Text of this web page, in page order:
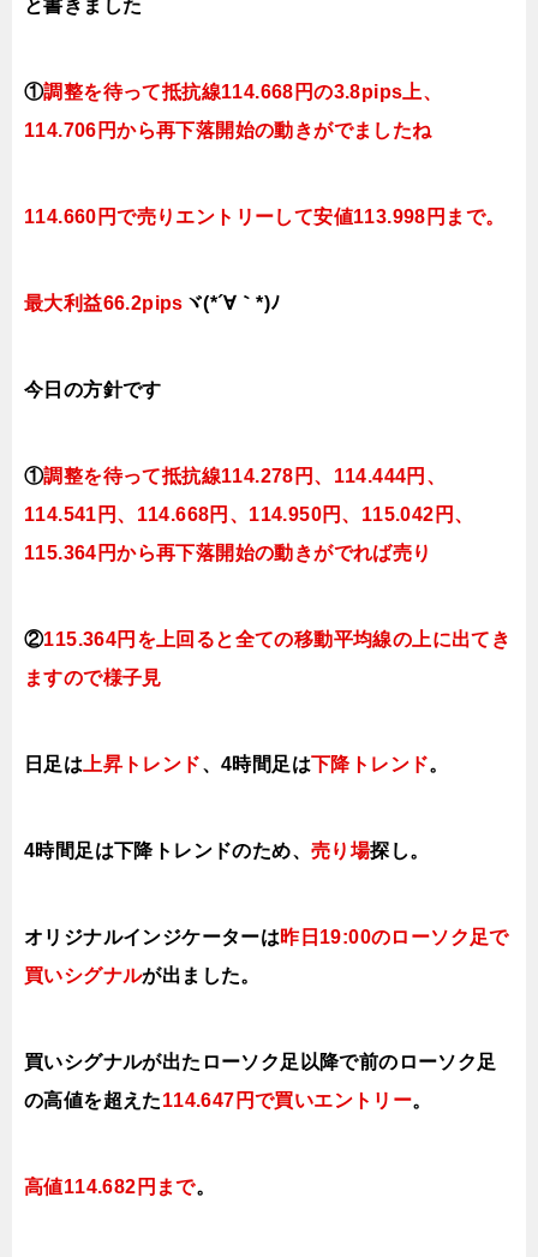
と書きました
①調整を待って抵抗線114.668円の3.8pips上、
114.706円から再下落開始の動きがでましたね
114.660円で売りエントリーして安値113.998円まで。
最大利益66.2pips ヾ(*´∀｀*)ﾉ
今日 の方針です
①調整を待って抵抗線114.278円、114.444円、
114.541円、114.668円、114.950円、115.042円、
115.364円から再下落開始の動きがでれば売り
②115.364円を上回ると全ての移動平均線の上に出てき
ますので様子見
日足は 上昇トレンド、4時間足は下降トレンド。
4時間足は下降トレンドのため、売り場探し。
オリジナルインジケーターは昨日19:00のローソク足で
買いシグナルが出ました。
買いシグナルが出たローソク足以降で前のローソク足
の高値を超えた114.647円で買いエントリー。
高値114.682円まで。